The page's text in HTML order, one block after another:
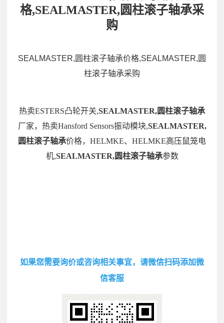
格,SEALMASTER,圆柱滚子轴承采
购
SEALMASTER,圆柱滚子轴承价格,SEALMASTER,圆
柱滚子轴承采购
热卖ESTERS凸轮开关,SEALMASTER,圆柱滚子轴承
厂家，热卖Hansford Sensors振动模块,SEALMASTER,
圆柱滚子轴承价格，HELMKE、HELMKE高压鼠笼电
机,SEALMASTER,圆柱滚子轴承参数
如果您需要询价或咨询相关事宜，请微信扫码添加微
信客服